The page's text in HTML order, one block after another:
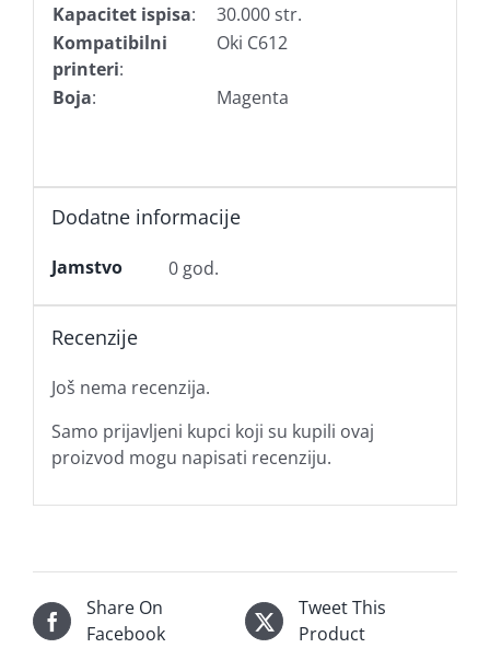
Kapacitet ispisa:
30.000 str.
Kompatibilni
printeri:
Oki C612
Boja: Magenta
Dodatne informacije
Jamstvo 0 god.
Recenzije
Još nema recenzija.
Samo prijavljeni kupci koji su kupili ovaj
proizvod mogu napisati recenziju.
Share On
Facebook
Tweet This
Product